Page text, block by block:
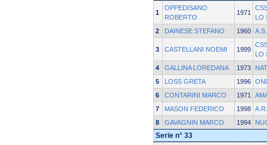
1
OPPEDISANO
ROBERTO
1971
LO
2
DAINESE STEFANO 1960
3 CASTELLANI NOEMI 1999
LO
4
GALLINA LOREDANA 1973
5
LOSS GRETA 1996
6
CONTARINI MARCO 1971
7
MASON FEDERICO 1998
8
GAVAGNIN MARCO 1994
Serie n° 33